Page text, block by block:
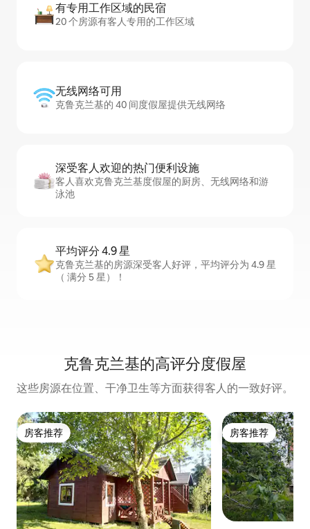
有专用工作区域的民宿
20 个房源有客人专用的工作区域
无线网络可用
克鲁克兰基的 40 间度假屋提供无线网络
深受客人欢迎的热门便利设施
客人喜欢克鲁克兰基度假屋的厨房、无线网络和游
泳池
平均评分 4.9 星
克鲁克兰基的房源深受客人好评，平均评分为 4.9 星
（ 满分 5 星）！
克鲁克兰基的高评分度假屋
这些房源在位置、干净卫生等方面获得客人的一致好评。
房客推荐
房客推荐 房客推荐
房客推荐